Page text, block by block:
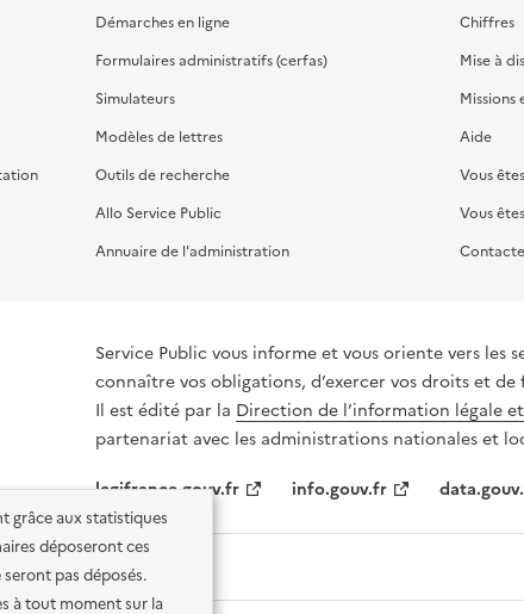
grâce aux statistiques
déposeront ces
pas déposés.
à tout moment sur la
Démarches en ligne
Formulaires administratifs (cerfas)
Simulateurs
Modèles de lettres
Outils de recherche
Allo Service Public
Annuaire de l'administration
Chiffres
Mise à
Missions
Aide
Vous
Vous
Service Public vous informe et vous oriente vers les
connaître vos obligations, d’exercer vos droits et
Il est édité par la Direction de l’information légale
partenariat avec les administrations nationales et
legifrance.gouv.fr
info.gouv.fr